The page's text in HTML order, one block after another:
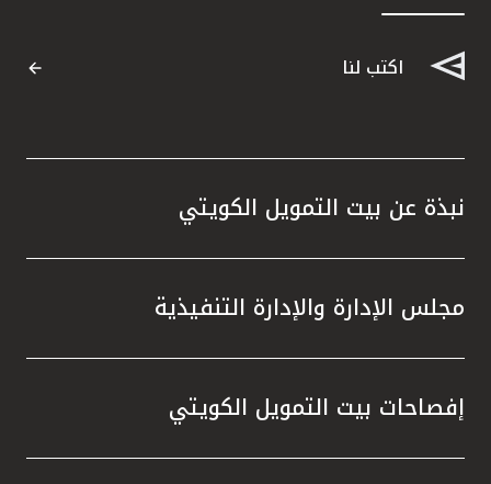
اكتب لنا
نبذة عن بيت التمويل الكويتي
مجلس الإدارة والإدارة التنفيذية
إفصاحات بيت التمويل الكويتي